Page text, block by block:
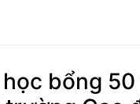
bổng